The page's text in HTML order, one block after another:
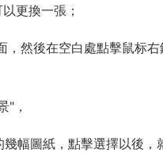
更換一張；
然後在空白處點擊鼠标右
"，
幅圖紙，點擊選擇以後，